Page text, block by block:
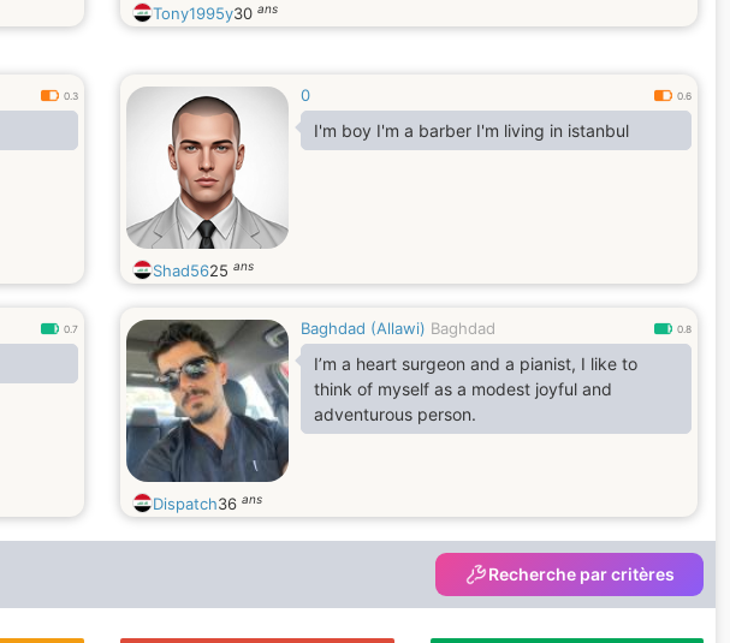
Tony1995y30 ans
0.3 0 0.6
I'm boy I'm a barber I'm living in istanbul
Shad5625 ans
0.7 Baghdad (Allawi) Baghdad 0.8
I’m a heart surgeon and a pianist, I like to
think of myself as a modest joyful and
adventurous person.
Dispatch36 ans
Recherche par critères